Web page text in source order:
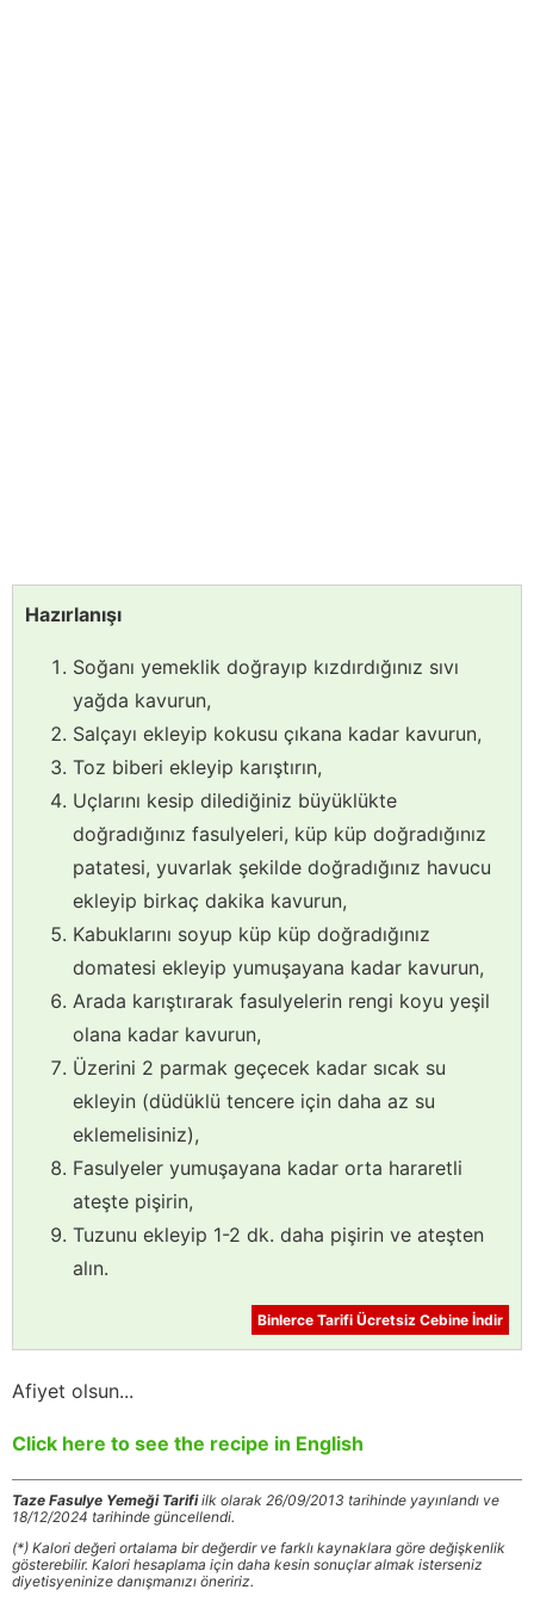
Hazırlanışı
Soğanı yemeklik doğrayıp kızdırdığınız sıvı
yağda kavurun,
Salçayı ekleyip kokusu çıkana kadar kavurun,
Toz biberi ekleyip karıştırın,
Uçlarını kesip dilediğiniz büyüklükte
doğradığınız fasulyeleri, küp küp doğradığınız
patatesi, yuvarlak şekilde doğradığınız havucu
ekleyip birkaç dakika kavurun,
Kabuklarını soyup küp küp doğradığınız
domatesi ekleyip yumuşayana kadar kavurun,
Arada karıştırarak fasulyelerin rengi koyu yeşil
olana kadar kavurun,
Üzerini 2 parmak geçecek kadar sıcak su
ekleyin (düdüklü tencere için daha az su
eklemelisiniz),
Fasulyeler yumuşayana kadar orta hararetli
ateşte pişirin,
Tuzunu ekleyip 1-2 dk. daha pişirin ve ateşten
alın.
Binlerce Tarifi Ücretsiz Cebine İndir
Afiyet olsun...
Click here to see the recipe in English
Taze Fasulye Yemeği Tarifiilk olarak 26/09/2013 tarihinde yayınlandı ve
18/12/2024 tarihinde güncellendi.
(*) Kalori değeri ortalama bir değerdir ve farklı kaynaklara göre değişkenlik
gösterebilir. Kalori hesaplama için daha kesin sonuçlar almak isterseniz
diyetisyeninize danışmanızı öneririz.